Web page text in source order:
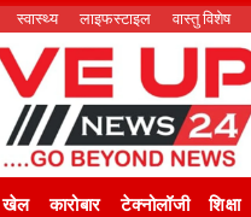
स्वास्थ्य लाइफस्टाइल वास्तु विशेष
खेल कारोबार टेक्नोलॉजी शिक्षा